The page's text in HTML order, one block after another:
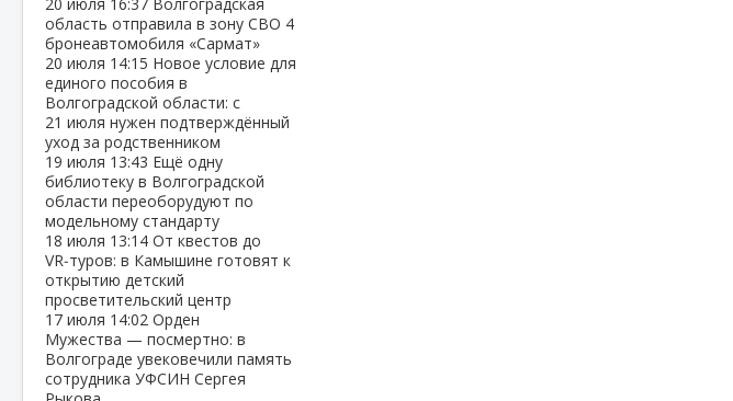
область отправила в зону СВО 4
бронеавтомобиля «Сармат»
20 июля 14:15 Новое условие для
единого пособия в
Волгоградской области: с
21 июля нужен подтверждённый
уход за родственником
19 июля 13:43 Ещё одну
библиотеку в Волгоградской
области переоборудуют по
модельному стандарту
18 июля 13:14 От квестов до
VR‑туров: в Камышине готовят к
открытию детский
просветительский центр
17 июля 14:02 Орден
Мужества — посмертно: в
Волгограде увековечили память
сотрудника УФСИН Сергея